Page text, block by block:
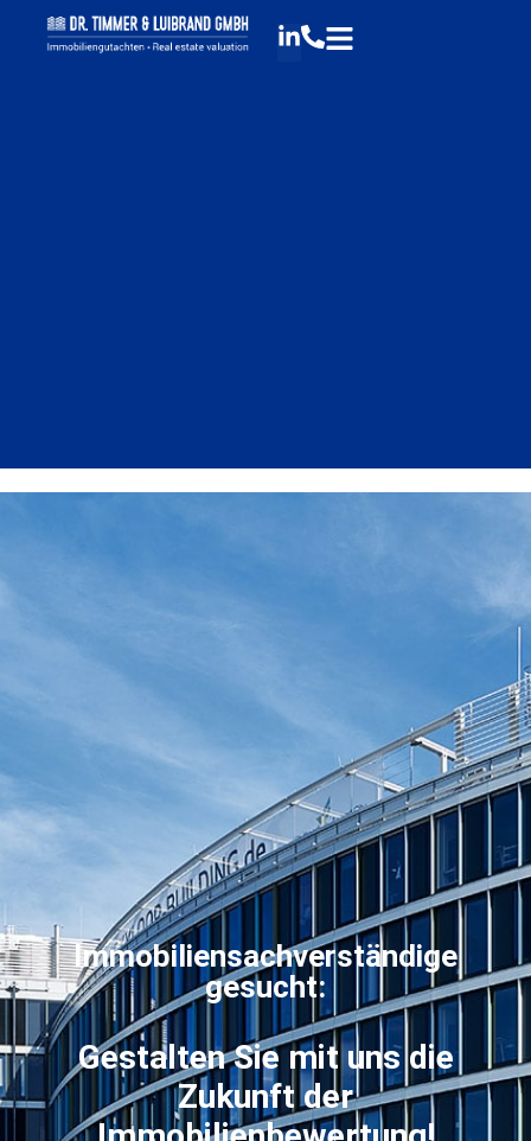
Immobiliensachverständige
gesucht:
Gestalten Sie mit uns die
Zukunft der